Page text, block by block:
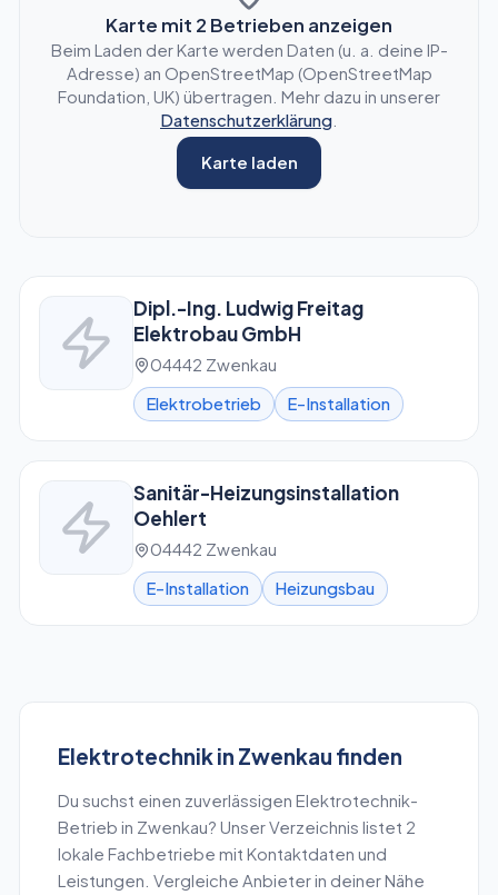
Karte mit 2 Betrieben anzeigen
Beim Laden der Karte werden Daten (u. a. deine IP-
Adresse) an OpenStreetMap (OpenStreetMap
Foundation, UK) übertragen. Mehr dazu in unserer
Datenschutzerklärung
Karte laden
Dipl.-Ing. Ludwig Freitag
Elektrobau GmbH
04442 Zwenkau
Elektrobetrieb
E-Installation
Sanitär-Heizungsinstallation
Oehlert
04442 Zwenkau
E-Installation
Heizungsbau
Elektrotechnikin Zwenkau finden
Du suchst einen zuverlässigen Elektrotechnik-
Betrieb in Zwenkau? Unser Verzeichnis listet 2
lokale Fachbetriebe mit Kontaktdaten und
Leistungen. Vergleiche Anbieter in deiner Nähe